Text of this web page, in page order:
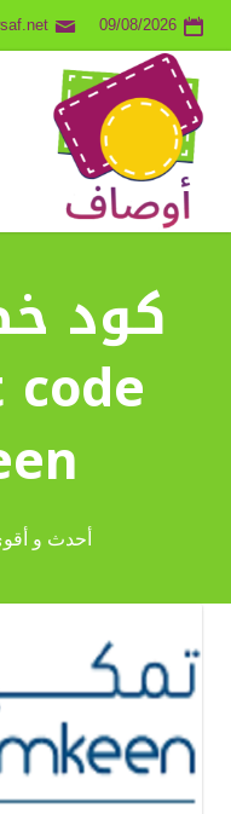
09/08/2026
كود
أحدث و